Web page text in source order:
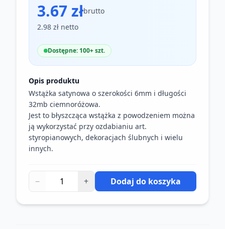
3.67 złbrutto
2.98 zł netto
Dostępne: 100+ szt.
Opis produktu
Wstążka satynowa o szerokości 6mm i długości
32mb ciemnoróżowa.
Jest to błyszcząca wstążka z powodzeniem można
ją wykorzystać przy ozdabianiu art.
styropianowych, dekoracjach ślubnych i wielu
innych.
− + Dodaj do koszyka